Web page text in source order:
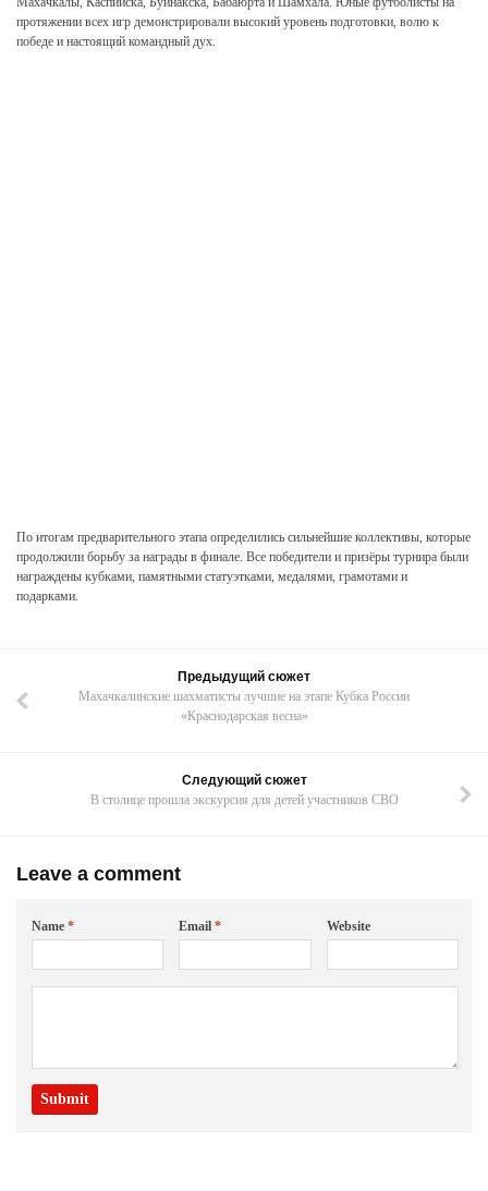
протяжении всех игр демонстрировали высокий уровень подготовки, волю к
победе и настоящий командный дух.
По итогам предварительного этапа определились сильнейшие коллективы, которые
продолжили борьбу за награды в финале. Все победители и призёры турнира были
награждены кубками, памятными статуэтками, медалями, грамотами и
подарками.
Предыдущий сюжет
Махачкалинские шахматисты лучшие на этапе Кубка России
«Краснодарская весна»
Следующий сюжет
В столице прошла экскурсия для детей участников СВО
Leave a comment
Name * Email* Website